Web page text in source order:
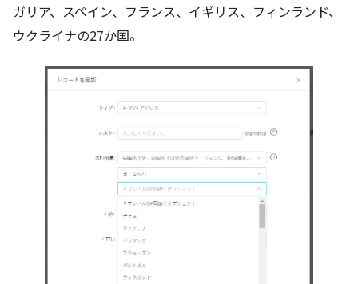
ガリア、スペイン、フランス、イギリス、フィンランド、
ウクライナの27か国。